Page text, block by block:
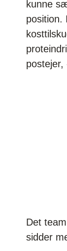
kunne
position.
Det
sidder